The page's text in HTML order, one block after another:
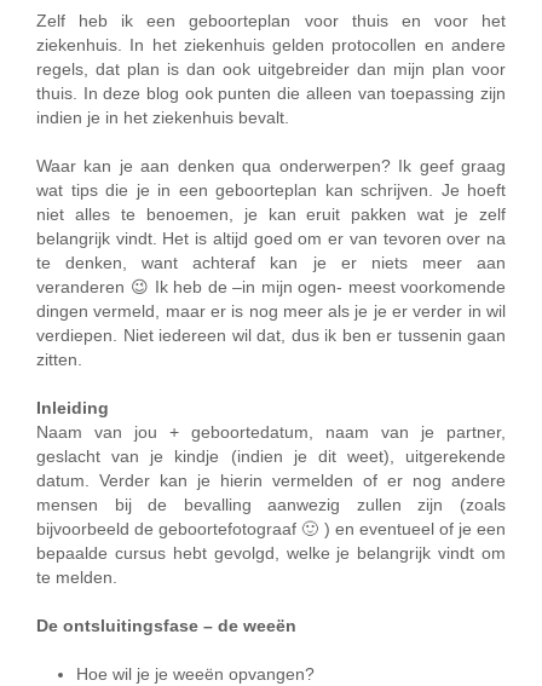
Zelf heb ik een geboorteplan voor thuis en voor het
ziekenhuis. In het ziekenhuis gelden protocollen en andere
regels, dat plan is dan ook uitgebreider dan mijn plan voor
thuis. In deze blog ook punten die alleen van toepassing zijn
indien je in het ziekenhuis bevalt.
Waar kan je aan denken qua onderwerpen? Ik geef graag
wat tips die je in een geboorteplan kan schrijven. Je hoeft
niet alles te benoemen, je kan eruit pakken wat je zelf
belangrijk vindt. Het is altijd goed om er van tevoren over na
te denken, want achteraf kan je er niets meer aan
veranderen 😉 Ik heb de –in mijn ogen- meest voorkomende
dingen vermeld, maar er is nog meer als je je er verder in wil
verdiepen. Niet iedereen wil dat, dus ik ben er tussenin gaan
zitten.
Inleiding
Naam van jou + geboortedatum, naam van je partner,
geslacht van je kindje (indien je dit weet), uitgerekende
datum. Verder kan je hierin vermelden of er nog andere
mensen bij de bevalling aanwezig zullen zijn (zoals
bijvoorbeeld de geboortefotograaf 🙂 ) en eventueel of je een
bepaalde cursus hebt gevolgd, welke je belangrijk vindt om
te melden.
De ontsluitingsfase – de weeën
Hoe wil je je weeën opvangen?